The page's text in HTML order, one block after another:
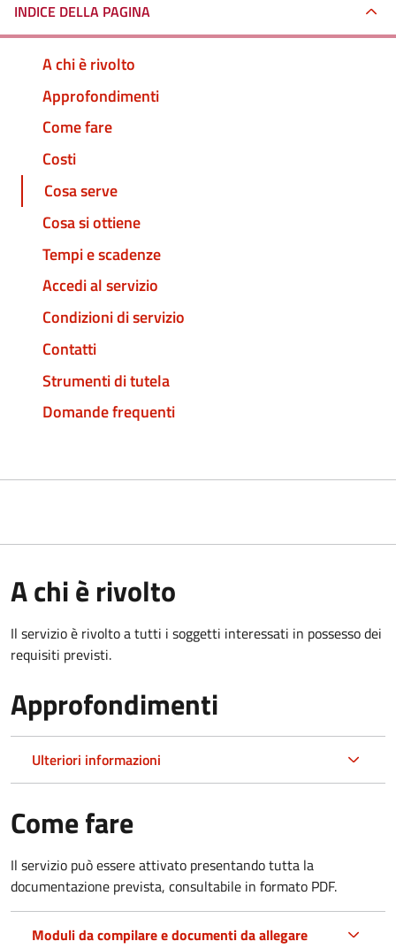
INDICE DELLA PAGINA
A chi è rivolto
Approfondimenti
Come fare
Costi
Cosa serve
Cosa si ottiene
Tempi e scadenze
Accedi al servizio
Condizioni di servizio
Contatti
Strumenti di tutela
Domande frequenti
A chi è rivolto
Il servizio è rivolto a tutti i soggetti interessati in possesso dei
requisiti previsti.
Approfondimenti
Ulteriori informazioni
Come fare
Il servizio può essere attivato presentando tutta la
documentazione prevista, consultabile in formato PDF.
Moduli da compilare e documenti da allegare